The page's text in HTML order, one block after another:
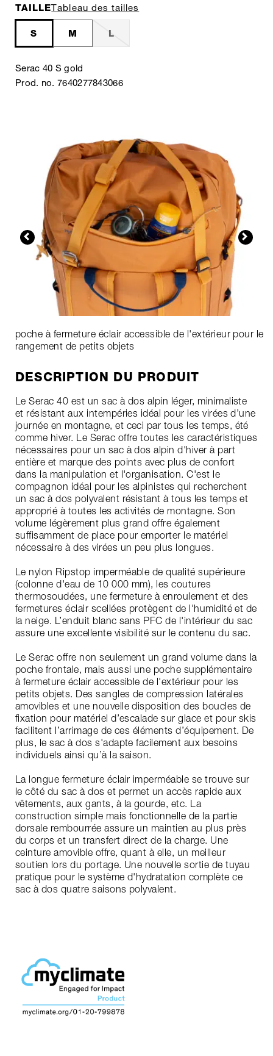
TAILLETableau des tailles
S M L
Serac 40 S gold
Prod. no. 7640277843066
poche à fermeture éclair accessible de l'extérieur pour le
rangement de petits objets
DESCRIPTION DU PRODUIT
Le Serac 40 est un sac à dos alpin léger, minimaliste
et résistant aux intempéries idéal pour les virées d’une
journée en montagne, et ceci par tous les temps, été
comme hiver. Le Serac offre toutes les caractéristiques
nécessaires pour un sac à dos alpin d'hiver à part
entière et marque des points avec plus de confort
dans la manipulation et l'organisation. C'est le
compagnon idéal pour les alpinistes qui recherchent
un sac à dos polyvalent résistant à tous les temps et
approprié à toutes les activités de montagne. Son
volume légèrement plus grand offre également
suffisamment de place pour emporter le matériel
nécessaire à des virées un peu plus longues.
Le nylon Ripstop imperméable de qualité supérieure
(colonne d'eau de 10 000 mm), les coutures
thermosoudées, une fermeture à enroulement et des
fermetures éclair scellées protègent de l'humidité et de
la neige. L’enduit blanc sans PFC de l'intérieur du sac
assure une excellente visibilité sur le contenu du sac.
Le Serac offre non seulement un grand volume dans la
poche frontale, mais aussi une poche supplémentaire
à fermeture éclair accessible de l'extérieur pour les
petits objets. Des sangles de compression latérales
amovibles et une nouvelle disposition des boucles de
fixation pour matériel d’escalade sur glace et pour skis
facilitent l’arrimage de ces éléments d’équipement. De
plus, le sac à dos s'adapte facilement aux besoins
individuels ainsi qu’à la saison.
La longue fermeture éclair imperméable se trouve sur
le côté du sac à dos et permet un accès rapide aux
vêtements, aux gants, à la gourde, etc. La
construction simple mais fonctionnelle de la partie
dorsale rembourrée assure un maintien au plus près
du corps et un transfert direct de la charge. Une
ceinture amovible offre, quant à elle, un meilleur
soutien lors du portage. Une nouvelle sortie de tuyau
pratique pour le système d'hydratation complète ce
sac à dos quatre saisons polyvalent.